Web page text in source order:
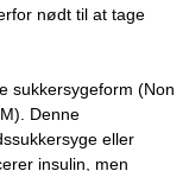
nødt til at tage
sukkersygeform (Non
Denne
eller
insulin, men